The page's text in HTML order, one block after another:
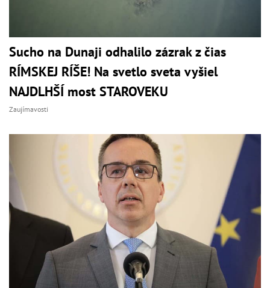
Sucho na Dunaji odhalilo zázrak z čias
RÍMSKEJ RÍŠE! Na svetlo sveta vyšiel
NAJDLHŠÍ most STAROVEKU
Zaujímavosti